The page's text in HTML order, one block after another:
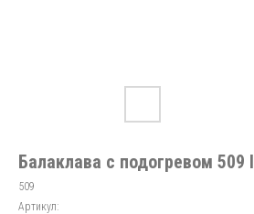
Балаклава с подогревом 509
509
Артикул: